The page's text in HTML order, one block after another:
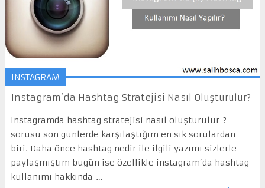
INSTAGRAM
Instagram’da Hashtag Stratejisi Nasıl Oluşturulur?
Instagramda hashtag stratejisi nasıl oluşturulur ?
sorusu son günlerde karşılaştığım en sık sorulardan
biri. Daha önce hashtag nedir ile ilgili yazımı sizlerle
paylaşmıştım bugün ise özellikle instagram’da hashtag
kullanımı hakkında …